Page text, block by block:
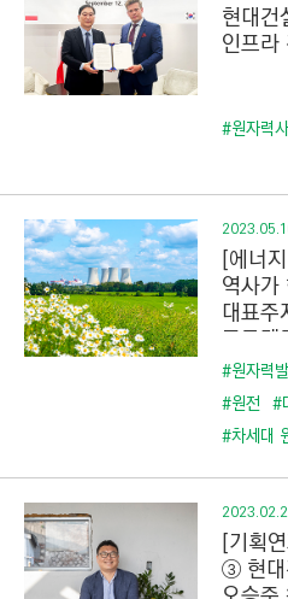
현대건
인프라
#원자력
[에너
역사가
대표주
프로젝
#원자력
#원전 #
#차세대
[기획
③ 현대